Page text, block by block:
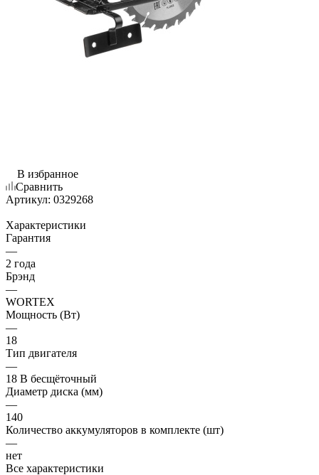
В избранное
Сравнить
Артикул: 0329268
Характеристики
Гарантия
—
2 года
Брэнд
—
WORTEX
Мощность (Вт)
—
18
Тип двигателя
—
18 В бесщёточный
Диаметр диска (мм)
—
140
Количество аккумуляторов в комплекте (шт)
—
нет
Все характеристики